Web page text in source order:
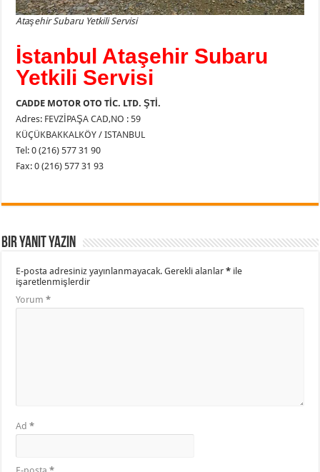
Ataşehir Subaru Yetkili Servisi
İstanbul Ataşehir Subaru
Yetkili Servisi
CADDE MOTOR OTO TİC. LTD. ŞTİ.
Adres: FEVZİPAŞA CAD,NO : 59
KÜÇÜKBAKKALKÖY / ISTANBUL
Tel: 0 (216) 577 31 90
Fax: 0 (216) 577 31 93
Bir yanıt yazın
E-posta adresiniz yayınlanmayacak. Gerekli alanlar* ile
işaretlenmişlerdir
Yorum*
Ad*